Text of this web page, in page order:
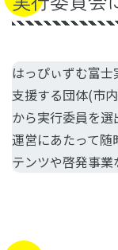
はっぴぃずむ富
支援する団体(市
から実行委員を選
運営にあたって
テンツや啓発事業